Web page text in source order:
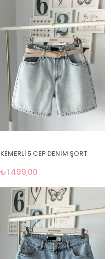
KEMERLİ 5 CEP DENIM ŞORT
₺1.499,00